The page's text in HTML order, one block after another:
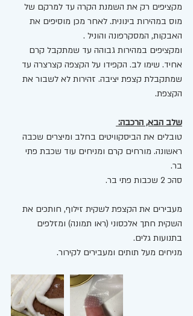
מקציפים רק את השמנת הקרה עד למרקם של
מוס במהירות בינונית. לאחר מכן מוסיפים את
האבקות, המסקרפונה והוניל .
ומקציפים במהירות גבוהה עד שמתקבל קרם
אחיד. שימו לב. הקפידו על הקצפה קצרצרה עד
שמתקבלת קצפת יציבה. זהירות לא לשבור את
הקצפת.
שלב הבא, הרכבה:
טובלים את הביסקוויטים בחלב ומיצרים שכבה
ראשונה. מורחים קרם ומניחים עוד שכבת פתי
בר.
סהכ 2 שכבות פתי בר.
מעבירים את הקצפת לשקית זילוף, חותכים את
השקית חתך אלכסוני (ראו תמונה) ומזלפים
בתנועות גלים.
מניחים מעל תותים ומעבירים לקירור.